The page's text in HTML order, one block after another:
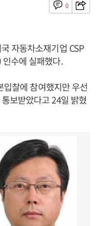
0
자동차소재기업 CSP
수에 실패했다.
입찰에 참여했지만 우선
보받았다고 24일 밝혔